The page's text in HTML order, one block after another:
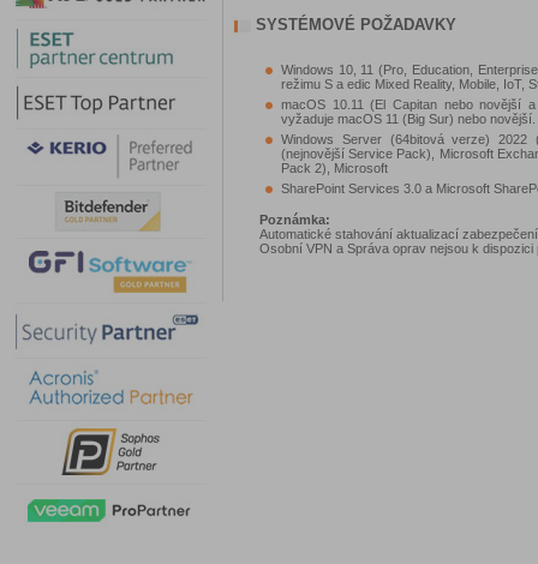
SYSTÉMOVÉ POŽADAVKY
Windows 10, 11 (Pro, Education,
režimu S a edic Mixed Reality, Mobile, IoT,
macOS 10.11 (El Capitan nebo novější
vyžaduje macOS 11 (Big Sur) nebo novější.
Windows Server (64bitová verze)
(nejnovější Service Pack), Microsoft
Pack 2), Microsoft
SharePoint Services 3.0 a Microsoft
Poznámka:
Automatické stahování aktualizací
Osobní VPN a Správa oprav nejsou k dispozici